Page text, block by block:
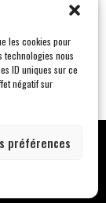
les cookies pour
technologies nous
ID uniques sur ce
négatif sur
préférences